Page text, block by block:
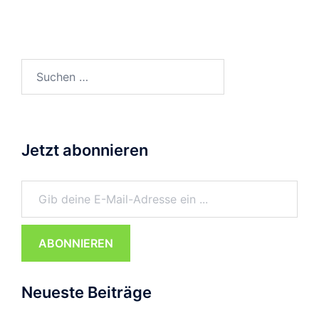
Jetzt abonnieren
Gib deine E-Mail-Adresse ein ...
ABONNIEREN
Neueste Beiträge